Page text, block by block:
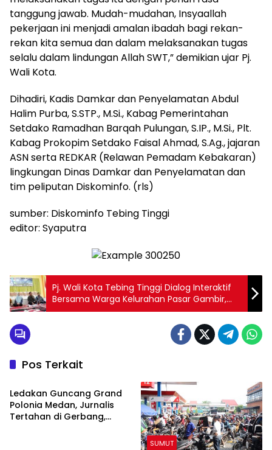
tanggung jawab. Mudah-mudahan, Insyaallah
pekerjaan ini menjadi amalan ibadah bagi rekan-
rekan kita semua dan dalam melaksanakan tugas
selalu dalam lindungan Allah SWT,” demikian ujar Pj.
Wali Kota.
Dihadiri, Kadis Damkar dan Penyelamatan Abdul
Halim Purba, S.STP., M.Si., Kabag Pemerintahan
Setdako Ramadhan Barqah Pulungan, S.IP., M.Si., Plt.
Kabag Prokopim Setdako Faisal Ahmad, S.Ag., jajaran
ASN serta REDKAR (Relawan Pemadam Kebakaran)
lingkungan Dinas Damkar dan Penyelamatan dan
tim peliputan Diskominfo. (rls)
sumber: Diskominfo Tebing Tinggi
editor: Syaputra
Pj. Wali Kota Tebing Tinggi Dialog Interaktif
Bersama Warga Kelurahan Pasar Gambir,
Satria dan Tambangan Hulu
Pos Terkait
SUMUT
Ledakan Guncang Grand
Polonia Medan, Jurnalis
Tertahan di Gerbang,
SUMUT